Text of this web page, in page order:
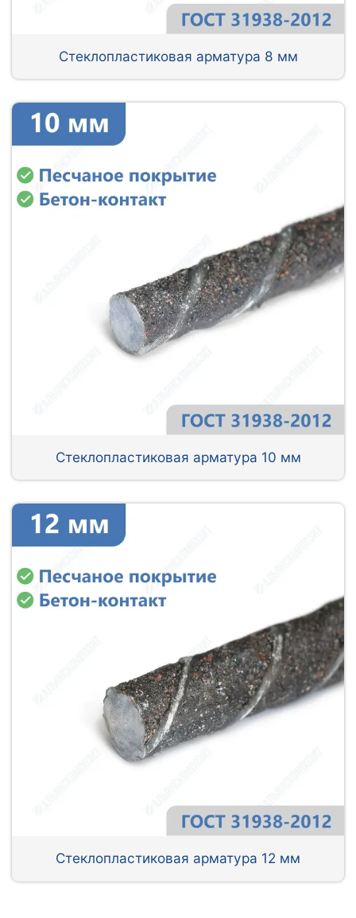
Стеклопластиковая арматура 8 мм
Стеклопластиковая арматура 10 мм
Стеклопластиковая арматура 12 мм